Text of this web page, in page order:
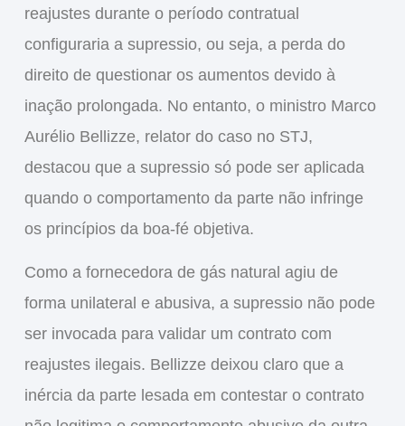
reajustes durante o período contratual
configuraria a supressio, ou seja, a perda do
direito de questionar os aumentos devido à
inação prolongada. No entanto, o ministro Marco
Aurélio Bellizze, relator do caso no STJ,
destacou que a supressiosó pode ser aplicada
quando o comportamento da parte não infringe
os princípios da boa-fé objetiva.
Como a fornecedora de gás natural agiu de
forma unilateral e abusiva, a supressio não pode
ser invocada para validar um contrato com
reajustes ilegais. Bellizze deixou claro que a
inércia da parte lesada em contestar o contrato